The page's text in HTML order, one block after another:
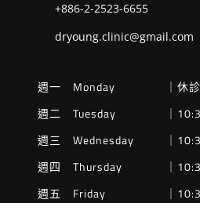
+886-2-2523-6655
dryoung.clinic@gmail.com
週一 Monday
｜休
週二 Tuesday
｜
週三 Wednesday
｜
週四 Thursday
｜
週五 Friday
｜